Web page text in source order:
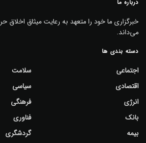
درباره ما
خبرگزاری ما خود را متعهد به رعایت میثاق اخلاق
می‌داند.
دسته بندی ها
اجتماعی
اقتصادی
انرژی
بانک
بیمه
سلامت
سیاسی
فرهنگی
فناوری
گردشگری